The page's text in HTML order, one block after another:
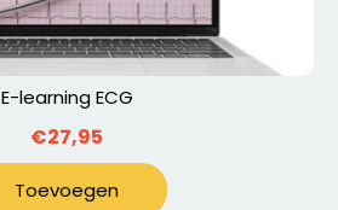
E-learning ECG
€27,95
Toevoegen